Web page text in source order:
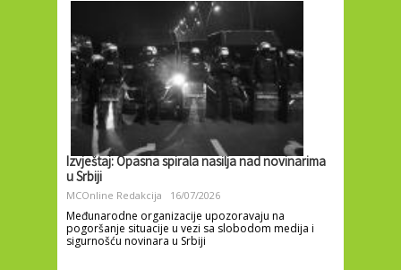
Izvještaj: Opasna spirala nasilja nad novinarima
u Srbiji
MCOnline Redakcija 16/07/2026
Međunarodne organizacije upozoravaju na
pogoršanje situacije u vezi sa slobodom medija i
sigurnošću novinara u Srbiji